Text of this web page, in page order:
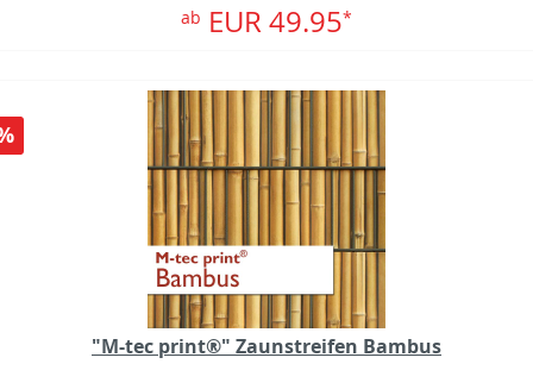
ab EUR 49.95*
"M-tec print®" Zaunstreifen Bambus